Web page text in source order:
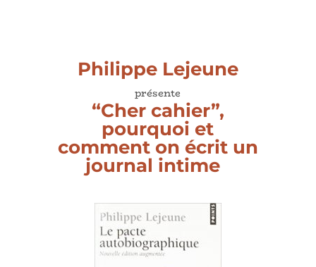
Philippe Lejeune
présente
“Cher cahier”,
pourquoi et
comment on écrit un
journal intime